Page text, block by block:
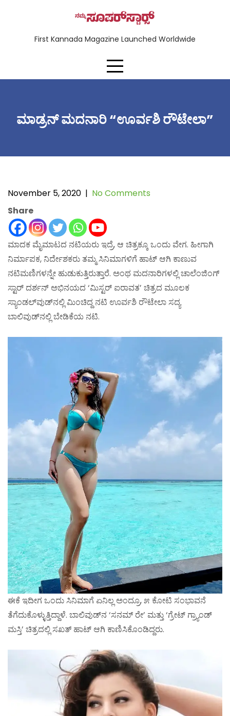
First Kannada Magazine Launched Worldwide
ಮಾಡ್ರನ್ ಮದನಾರಿ “ಊರ್ವಶಿ ರೌಟೇಲಾ”
November 5, 2020 | No Comments
Share
ಮಾದಕ ಮೈಮಾಟದ ನಟಿಯರು ಇದ್ರೆ, ಆ ಚಿತ್ರಕ್ಕೂ ಒಂದು ವೇಗ. ಹೀಗಾಗಿ
ನಿರ್ಮಾಪಕ, ನಿರ್ದೇಶಕರು ತಮ್ಮ ಸಿನಿಮಾಗಳಿಗೆ ಹಾಟ್ ಆಗಿ ಕಾಣುವ
ನಟಿಮಣಿಗಳನ್ನೇ ಹುಡುಕುತ್ತಿರುತ್ತಾರೆ. ಅಂಥ ಮದನಾರಿಗಳಲ್ಲಿ ಚಾಲೆಂಜಿಂಗ್
ಸ್ಟಾರ್ ದರ್ಶನ್ ಅಭಿನಯದ ‘ಮಿಸ್ಟರ್ ಐರಾವತ’ ಚಿತ್ರದ ಮೂಲಕ
ಸ್ಯಾಂಡಲ್‌ವುಡ್‌ನಲ್ಲಿ ಮಿಂಚಿದ್ದ ನಟಿ ಊರ್ವಶಿ ರೌಟೇಲಾ ಸದ್ಯ
ಬಾಲಿವುಡ್‌ನಲ್ಲಿ ಬೇಡಿಕೆಯ ನಟಿ.
ಈಕೆ ಇದೀಗ ಒಂದು ಸಿನಿಮಾಗೆ ಏನಿಲ್ಲ ಅಂದ್ರೂ, ೫ ಕೋಟಿ ಸಂಭಾವನೆ
ತೆಗೆದುಕೊಳ್ಳುತ್ತಿದ್ದಾಳೆ. ಬಾಲಿವುಡ್‌ನ ‘ಸನಮ್ ರೇ’ ಮತ್ತು ‘ಗ್ರೇಟ್ ಗ್ರ್ಯಾಂಡ್
ಮಸ್ತಿ’ ಚಿತ್ರದಲ್ಲಿ ಸಖತ್ ಹಾಟ್ ಆಗಿ ಕಾಣಿಸಿಕೊಂಡಿದ್ದರು.